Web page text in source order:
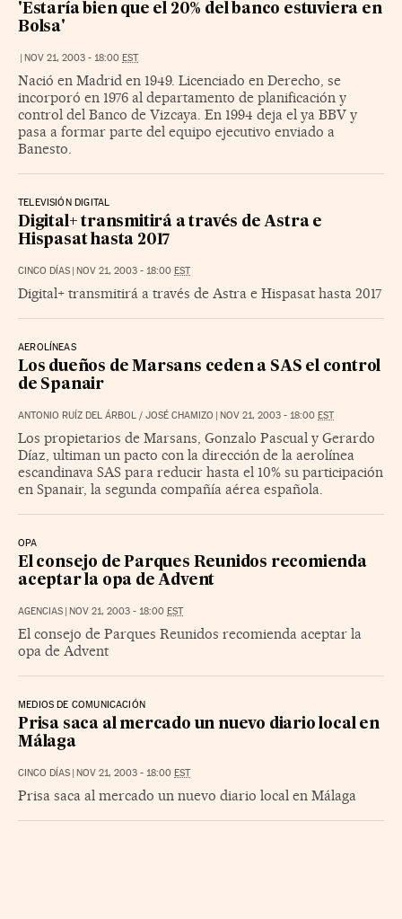
'Estaría bien que el 20% del banco estuviera en
Bolsa'
| NOV 21, 2003 - 18:00 EST
Nació en Madrid en 1949. Licenciado en Derecho, se
incorporó en 1976 al departamento de planificación y
control del Banco de Vizcaya. En 1994 deja el ya BBV y
pasa a formar parte del equipo ejecutivo enviado a
Banesto.
TELEVISIÓN DIGITAL
Digital+ transmitirá a través de Astra e
Hispasat hasta 2017
CINCO DÍAS | NOV 21, 2003 - 18:00 EST
Digital+ transmitirá a través de Astra e Hispasat hasta 2017
AEROLÍNEAS
Los dueños de Marsans ceden a SAS el control
de Spanair
ANTONIO RUÍZ DEL ÁRBOL / JOSÉ CHAMIZO | NOV 21, 2003 - 18:00 EST
Los propietarios de Marsans, Gonzalo Pascual y Gerardo
Díaz, ultiman un pacto con la dirección de la aerolínea
escandinava SAS para reducir hasta el 10% su participación
en Spanair, la segunda compañía aérea española.
OPA
El consejo de Parques Reunidos recomienda
aceptar la opa de Advent
AGENCIAS | NOV 21, 2003 - 18:00 EST
El consejo de Parques Reunidos recomienda aceptar la
opa de Advent
MEDIOS DE COMUNICACIÓN
Prisa saca al mercado un nuevo diario local en
Málaga
CINCO DÍAS | NOV 21, 2003 - 18:00 EST
Prisa saca al mercado un nuevo diario local en Málaga